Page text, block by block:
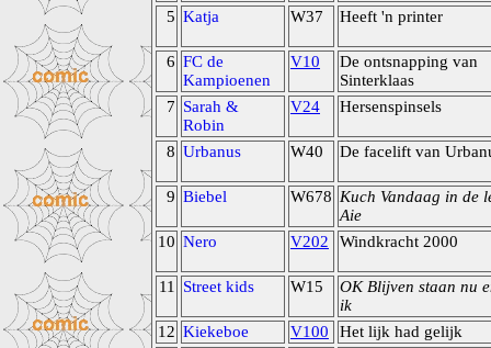
5 Katja W37 Heeft 'n printer
6 FC de
Kampioenen
V10
De ontsnapping van
Sinterklaas
7 Sarah &
Robin
V24 Hersenspinsels
8 Urbanus W40 De facelift van
9 Biebel W678 Kuch Vandaag in de
Aie
10 Nero V202 Windkracht 2000
11 Street kids W15
OK Blijven staan nu
ik
12 Kiekeboe V100
Het lijk had gelijk